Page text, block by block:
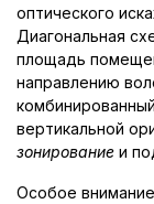
оптического
Диагональная
площадь
направлению
вертикальной
зонирование и
Особое